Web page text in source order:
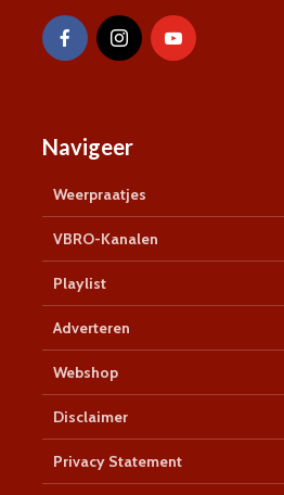
Navigeer
Weerpraatjes
VBRO-Kanalen
Playlist
Adverteren
Webshop
Disclaimer
Privacy Statement